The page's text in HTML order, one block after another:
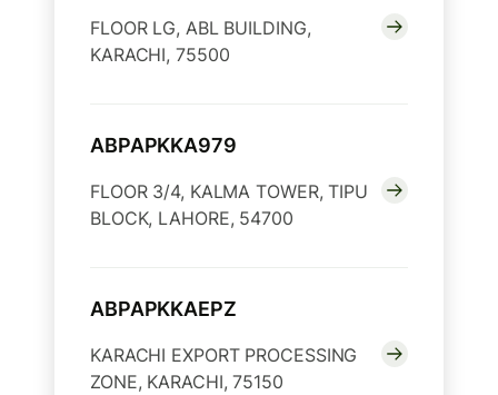
FLOOR LG, ABL BUILDING,
KARACHI, 75500
ABPAPKKA979
FLOOR 3/4, KALMA TOWER, TIPU
BLOCK, LAHORE, 54700
ABPAPKKAEPZ
KARACHI EXPORT PROCESSING
ZONE, KARACHI, 75150